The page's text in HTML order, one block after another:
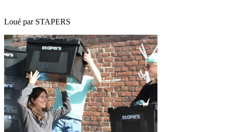
Loué par STAPERS